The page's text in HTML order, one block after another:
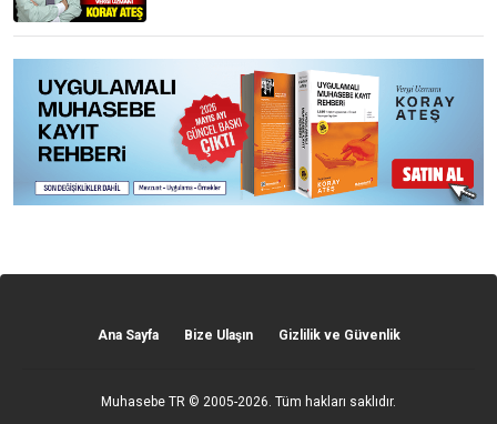
Ana Sayfa Bize Ulaşın Gizlilik ve Güvenlik
Muhasebe TR © 2005-2026. Tüm hakları saklıdır.